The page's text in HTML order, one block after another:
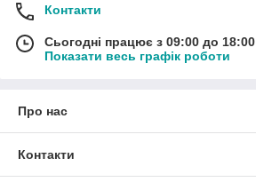
Контакти
Сьогодні працює з 09:00 до 18:00
Показати весь графік роботи
Про нас
Контакти